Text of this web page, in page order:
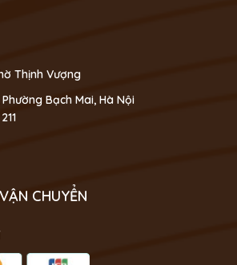
Thịnh Vượng
Bạch Mai, Hà Nội
CHUYỂN